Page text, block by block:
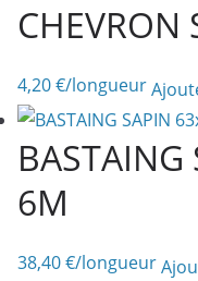
63x175
CHEVRON
4,20€/longueur
6M
38,40€/longueur